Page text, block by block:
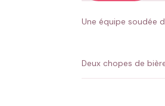
Une équipe soudée
Deux chopes de